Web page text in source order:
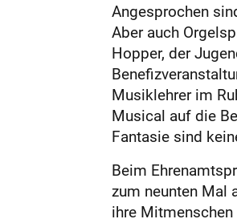
Angesprochen
Aber auch
Hopper, der
Musiklehrer im
Musical auf die
Fantasie sind
Beim
zum neunten Mal
ihre